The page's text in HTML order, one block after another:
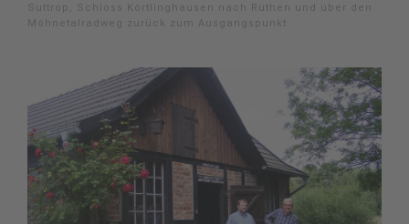
Suttrop, Schloss Körtlinghausen nach Rüthen und über den
Möhnetalradweg zurück zum Ausgangspunkt.